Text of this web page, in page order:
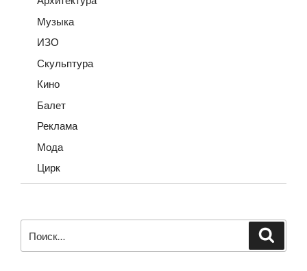
Музыка
ИЗО
Скульптура
Кино
Балет
Реклама
Мода
Цирк